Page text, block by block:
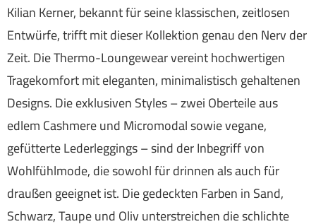
Kilian Kerner, bekannt für seine klassischen, zeitlosen
Entwürfe, trifft mit dieser Kollektion genau den Nerv der
Zeit. Die Thermo-Loungewear vereint hochwertigen
Tragekomfort mit eleganten, minimalistisch gehaltenen
Designs. Die exklusiven Styles – zwei Oberteile aus
edlem Cashmere und Micromodal sowie vegane,
gefütterte Lederleggings – sind der Inbegriff von
Wohlfühlmode, die sowohl für drinnen als auch für
draußen geeignet ist. Die gedeckten Farben in Sand,
Schwarz, Taupe und Oliv unterstreichen die schlichte